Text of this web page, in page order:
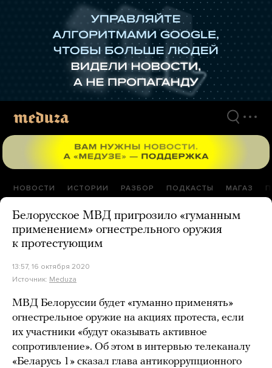
НОВОСТИ ИСТОРИИ РАЗБОР ПОДКАСТЫ МАГАЗ
Белорусское МВД пригрозило «гуманным
применением» огнестрельного оружия
к протестующим
13:57, 16 октября 2020
Источник: Meduza
МВД Белоруссии будет «гуманно применять»
огнестрельное оружие на акциях протеста, если
их участники «будут оказывать активное
сопротивление». Об этом в интервью телеканалу
«Беларусь 1» сказал глава антикоррупционного